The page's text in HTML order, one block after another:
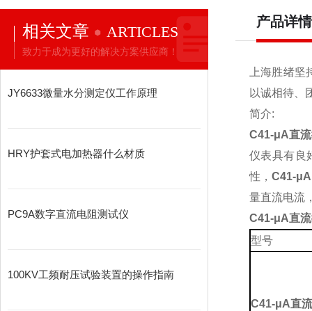
相关文章 ARTICLES
致力于成为更好的解决方案供应商！
JY6633微量水分测定仪工作原理
HRY护套式电加热器什么材质
PC9A数字直流电阻测试仪
100KV工频耐压试验装置的操作指南
产品详情
上海胜绪
以诚相待、
简介:
C41-μA直
仪表具有良
性，C41-
量直流电流
C41-μA直
型号
C41-μA直